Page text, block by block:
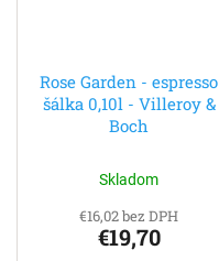
Rose Garden - espresso
šálka 0,10l - Villeroy &
Boch
Skladom
€16,02 bez DPH
€19,70